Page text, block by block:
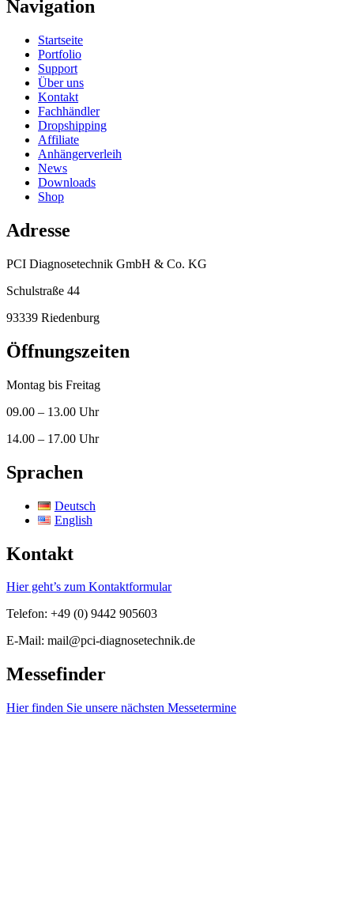
Navigation
Startseite
Portfolio
Support
Über uns
Kontakt
Fachhändler
Dropshipping
Affiliate
Anhängerverleih
News
Downloads
Shop
Adresse
PCI Diagnosetechnik GmbH & Co. KG
Schulstraße 44
93339 Riedenburg
Öffnungszeiten
Montag bis Freitag
09.00 – 13.00 Uhr
14.00 – 17.00 Uhr
Sprachen
Deutsch
English
Kontakt
Hier geht’s zum Kontaktformular
Telefon: +49 (0) 9442 905603
E-Mail: mail@pci-diagnosetechnik.de
Messefinder
Hier finden Sie unsere nächsten Messetermine